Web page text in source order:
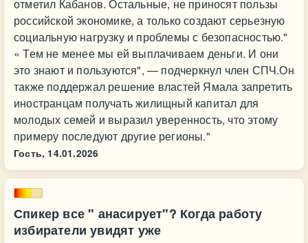
отметил Кабанов. Остальные, не приносят пользы
российской экономике, а только создают серьезную
социальную нагрузку и проблемы с безопасностью."
« Тем не менее мы ей выплачиваем деньги. И они
это знают и пользуются", — подчеркнул член СПЧ.Он
также поддержал решение властей Ямала запретить
иностранцам получать жилищный капитал для
молодых семей и выразил уверенность, что этому
примеру последуют другие регионы."
Гость, 14.01.2026
Спикер все " анасирует"? Когда работу
избиратели увидят уже